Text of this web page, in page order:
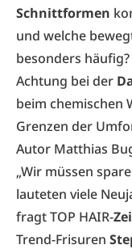
Schnittformen
und welche
besonders
Achtung bei der
beim chemischen
Grenzen der
Autor Matthias
„Wir müssen
lauteten viele
fragt TOP HAIR-
Trend-Frisuren